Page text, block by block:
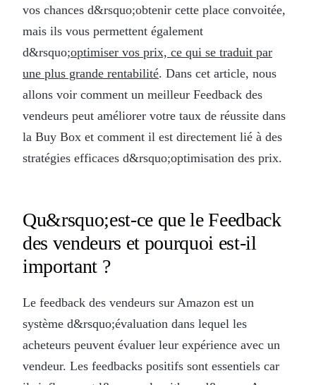
vos chances d&rsquo;obtenir cette place convoitée,
mais ils vous permettent également
d&rsquo;optimiser vos prix, ce qui se traduit par
une plus grande rentabilité. Dans cet article, nous
allons voir comment un meilleur Feedback des
vendeurs peut améliorer votre taux de réussite dans
la Buy Box et comment il est directement lié à des
stratégies efficaces d&rsquo;optimisation des prix.
Qu&rsquo;est-ce que le Feedback
des vendeurs et pourquoi est-il
important ?
Le feedback des vendeurs sur Amazon est un
système d&rsquo;évaluation dans lequel les
acheteurs peuvent évaluer leur expérience avec un
vendeur. Les feedbacks positifs sont essentiels car